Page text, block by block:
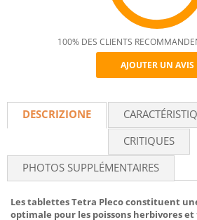
100% DES CLIENTS
AJOUTER UN AVIS
DESCRIZIONE
CRITIQUES
PHOTOS SUPPLÉMENTAIRES
Les tablettes Tetra Pleco constituent
optimale pour les poissons herbivores